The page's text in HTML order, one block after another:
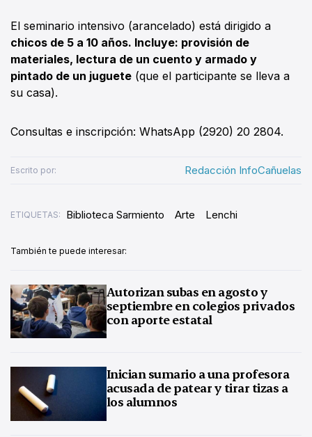
El seminario intensivo (arancelado) está dirigido a
chicos de 5 a 10 años. Incluye: provisión de
materiales, lectura de un cuento y armado y
pintado de un juguete (que el participante se lleva a
su casa).
Consultas e inscripción: WhatsApp (2920) 20 2804.
Escrito por: Redacción InfoCañuelas
ETIQUETAS: Biblioteca Sarmiento Arte Lenchi
También te puede interesar:
Autorizan subas en agosto y
septiembre en colegios privados
con aporte estatal
Inician sumario a una profesora
acusada de patear y tirar tizas a
los alumnos